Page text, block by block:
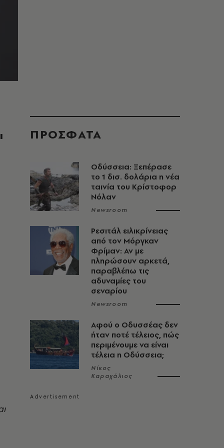
ΠΡΟΣΦΑΤΑ
Οδύσσεια: Ξεπέρασε
το 1 δισ. δολάρια η νέα
ταινία του Κρίστοφορ
Νόλαν
Newsroom
Ρεσιτάλ ειλικρίνειας
από τον Μόργκαν
Φρίμαν: Αν με
πληρώσουν αρκετά,
παραβλέπω τις
αδυναμίες του
σεναρίου
Newsroom
Αφού ο Οδυσσέας δεν
ήταν ποτέ τέλειος, πώς
περιμένουμε να είναι
τέλεια η Οδύσσεια;
Νίκος
Καραχάλιος